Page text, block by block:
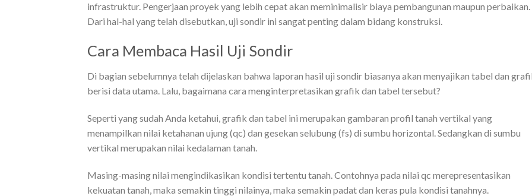
infrastruktur. Pengerjaan proyek yang lebih cepat akan meminimalisir biaya pembangunan maupun perbaikan.
Dari hal-hal yang telah disebutkan, uji sondir ini sangat penting dalam bidang konstruksi.
Cara Membaca Hasil Uji Sondir
Di bagian sebelumnya telah dijelaskan bahwa laporan hasil uji sondir biasanya akan menyajikan tabel dan
berisi data utama. Lalu, bagaimana cara menginterpretasikan grafik dan tabel tersebut?
Seperti yang sudah Anda ketahui, grafik dan tabel ini merupakan gambaran profil tanah vertikal yang
menampilkan nilai ketahanan ujung (qc) dan gesekan selubung (fs) di sumbu horizontal. Sedangkan di sumbu
vertikal merupakan nilai kedalaman tanah.
Masing-masing nilai mengindikasikan kondisi tertentu tanah. Contohnya pada nilai qc merepresentasikan
kekuatan tanah, maka semakin tinggi nilainya, maka semakin padat dan keras pula kondisi tanahnya.